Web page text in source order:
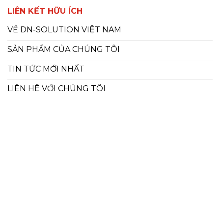
LIÊN KẾT HỮU ÍCH
VỀ DN-SOLUTION VIỆT NAM
SẢN PHẨM CỦA CHÚNG TÔI
TIN TỨC MỚI NHẤT
LIÊN HỆ VỚI CHÚNG TÔI